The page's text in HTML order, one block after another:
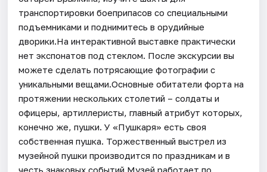
транспортировки боеприпасов со специальными
подъемниками и поднимитесь в орудийные
дворики.На интерактивной выставке практически
нет экспонатов под стеклом. После экскурсии вы
можете сделать потрясающие фотографии с
уникальными вещами.Основные обитатели форта на
протяжении нескольких столетий – солдаты и
офицеры, артиллеристы, главный атрибут которых,
конечно же, пушки. У «Пушкаря» есть своя
собственная пушка. Торжественный выстрел из
музейной пушки производится по праздникам и в
честь знаковых событий.Музей работает по